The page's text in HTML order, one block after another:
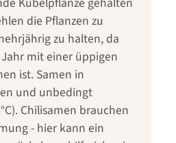
die Pflanzen zu
zu halten, da
mit einer üppigen
ist. Samen in
und unbedingt
Chilisamen brauchen
- hier kann ein